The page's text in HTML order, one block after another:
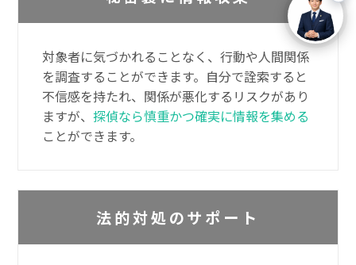
対象者に気づかれることなく、行動や人間関係
を調査することができます。自分で詮索すると
不信感を持たれ、関係が悪化するリスクがあり
ますが、探偵なら慎重かつ確実に情報を集める
ことができます。
法的対処のサポート